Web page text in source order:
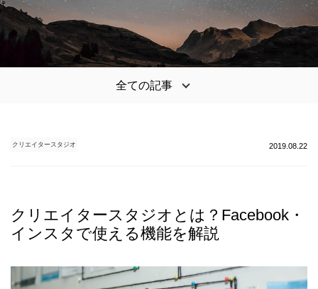
全ての記事
クリエイタースタジオ 2019.08.22
クリエイタースタジオとは？Facebook・
インスタで使える機能を解説